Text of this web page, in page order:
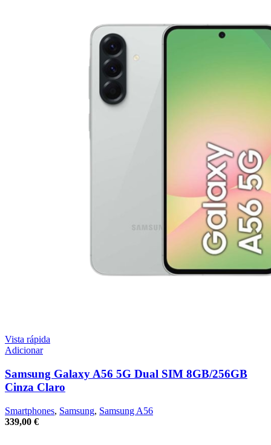
Vista rápida
Adicionar
Samsung Galaxy A56 5G Dual SIM 8GB/256GB
Cinza Claro
Smartphones, Samsung, Samsung A56
339,00 €